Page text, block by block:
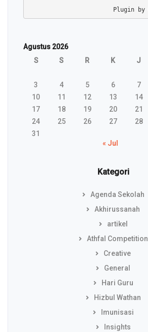
Plugin by
Agustus 2026
S
S R K J
3
4 5 6 7
10
11 12 13 14
17
18 19 20 21
24
25 26 27 28
31
« Jul
Kategori
Agenda Sekolah
Akhirussanah
artikel
Athfal Competition
Creative
General
Hari Guru
Hizbul Wathan
Imunisasi
Insights